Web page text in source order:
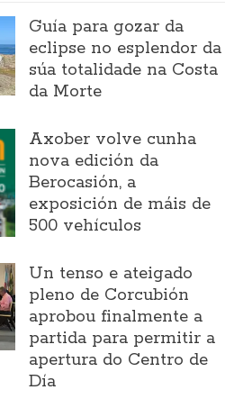
Guía para gozar da
eclipse no esplendor da
súa totalidade na Costa
da Morte
Axober volve cunha
nova edición da
Berocasión, a
exposición de máis de
500 vehículos
Un tenso e ateigado
pleno de Corcubión
aprobou finalmente a
partida para permitir a
apertura do Centro de
Día